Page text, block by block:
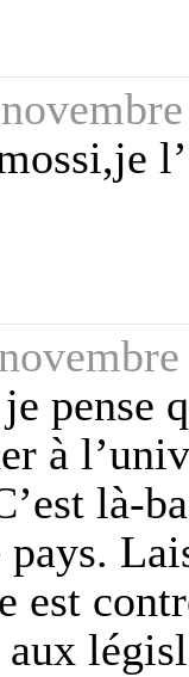
pense
à
là-
est